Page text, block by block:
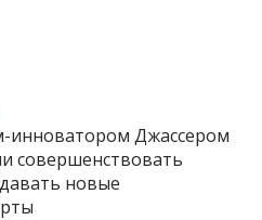
инноватором Джассером
совершенствовать
новые